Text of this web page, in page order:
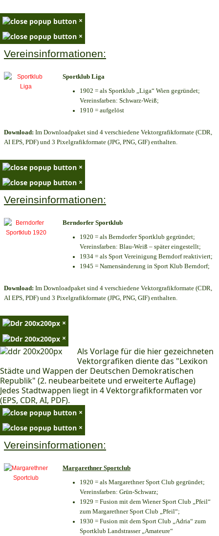
×
×
Vereinsinformationen:
Sportklub Liga
1902 = als Sportklub „Liga“ Wien gegründet;
Vereinsfarben: Schwarz-Weiß;
1910 = aufgelöst
Download: Im Downloadpaket sind 4 verschiedene Vektorgrafikformate (CDR,
AI EPS, PDF) und 3 Pixelgrafikformate (JPG, PNG, GIF) enthalten.
×
×
Vereinsinformationen:
Berndorfer Sportklub
1920 = als Berndorfer Sportklub gegründet;
Vereinsfarben: Blau-Weiß – später eingestellt;
1934 = als Sport Vereinigung Berndorf reaktiviert;
1945 = Namensänderung in Sport Klub Berndorf;
Download: Im Downloadpaket sind 4 verschiedene Vektorgrafikformate (CDR,
AI EPS, PDF) und 3 Pixelgrafikformate (JPG, PNG, GIF) enthalten.
×
×
Als Vorlage für die hier gezeichneten
Vektorgrafiken diente das "Lexikon
Städte und Wappen der Deutschen Demokratischen
Republik" (2. neubearbeitete und erweiterte Auflage)
Jedes Stadtwappen liegt in 4 Vektorgrafikformaten vor
(EPS, CDR, AI, PDF).
×
×
Vereinsinformationen:
Margarethner Sportclub
1920 = als Margarethner Sport Club gegründet;
Vereinsfarben: Grün-Schwarz;
1929 = Fusion mit dem Wiener Sport Club „Pfeil“
zum Margarethner Sport Club „Pfeil“;
1930 = Fusion mit dem Sport Club „Adria“ zum
Sportklub Landstrasser „Amateure“